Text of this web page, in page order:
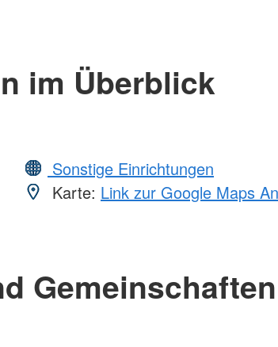
im Überblick
Sonstige Einrichtungen
Karte: Link zur Google Maps
Gemeinschaften